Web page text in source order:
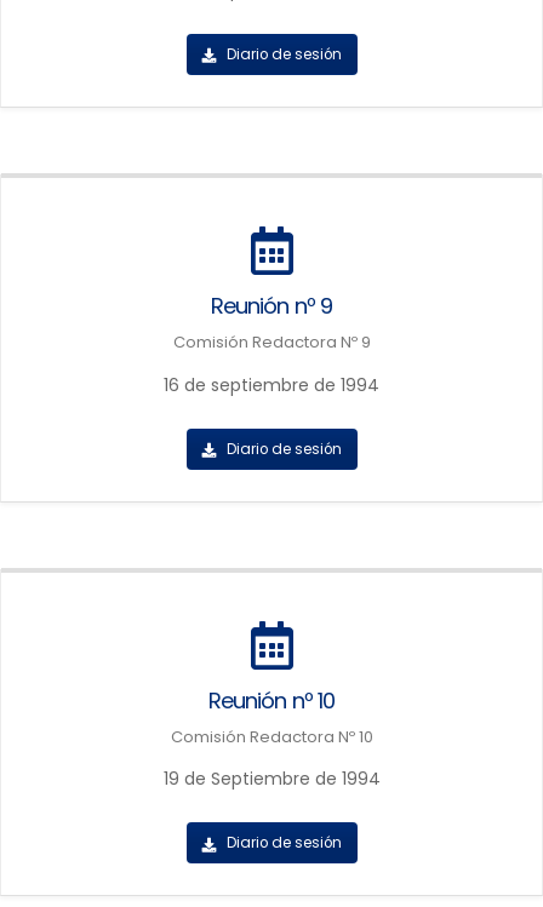
Diario de sesión
Reunión nº 9
Comisión Redactora Nº 9
16 de septiembre de 1994
Diario de sesión
Reunión nº 10
Comisión Redactora Nº 10
19 de Septiembre de 1994
Diario de sesión